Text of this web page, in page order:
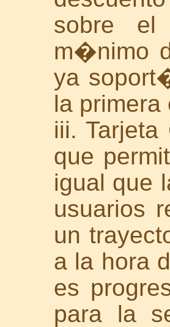
sobre
m�nimo
ya
la primera
iii. Tarjeta
que
igual que
usuarios
un
a la hora
es
para la